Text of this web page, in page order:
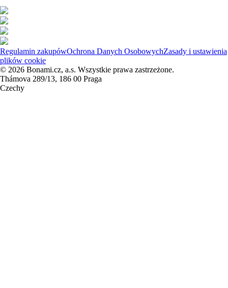
Regulamin zakupówOchrona Danych OsobowychZasady i ustawienia
plików cookie
© 2026 Bonami.cz, a.s. Wszystkie prawa zastrzeżone.
Thámova 289/13, 186 00 Praga
Czechy